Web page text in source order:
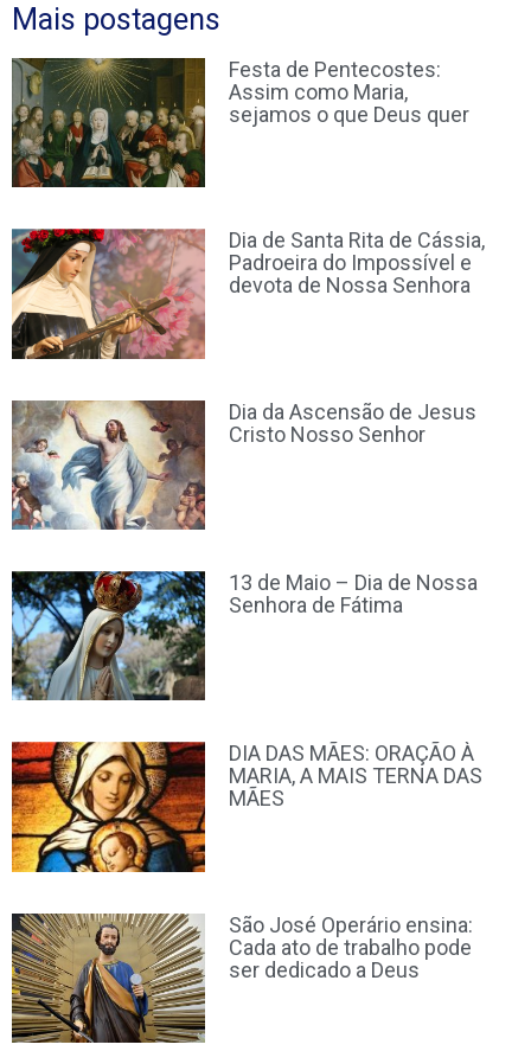
Mais postagens
Festa de Pentecostes:
Assim como Maria,
sejamos o que Deus quer
Dia de Santa Rita de Cássia,
Padroeira do Impossível e
devota de Nossa Senhora
Dia da Ascensão de Jesus
Cristo Nosso Senhor
13 de Maio – Dia de Nossa
Senhora de Fátima
DIA DAS MÃES: ORAÇÃO À
MARIA, A MAIS TERNA DAS
MÃES
São José Operário ensina:
Cada ato de trabalho pode
ser dedicado a Deus